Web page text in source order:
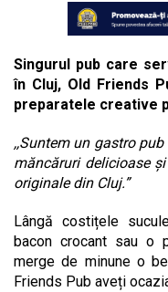
Singurul pub care
în Cluj, Old Friends
preparatele creative
,,Suntem un gastro
măncăruri delicioase
originale din Cluj.”
Lângă costițele
bacon crocant sau o
merge de minune o
Friends Pub aveți